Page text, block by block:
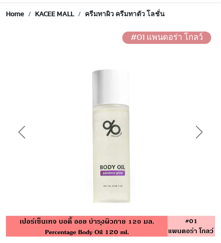
Home KACEE MALL ครีมทาผิว ครีมทาตัว โลชั่น
#01 แพนดอร่า โกลว์
Previous Next